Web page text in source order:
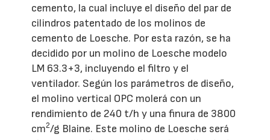
cemento, la cual incluye el diseño del par de
cilindros patentado de los molinos de
cemento de Loesche. Por esta razón, se ha
decidido por un molino de Loesche modelo
LM 63.3+3, incluyendo el filtro y el
ventilador. Según los parámetros de diseño,
el molino vertical OPC molerá con un
rendimiento de 240 t/h y una finura de 3800
cm2/g Blaine. Este molino de Loesche será